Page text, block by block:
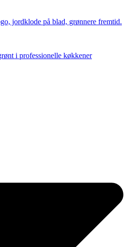
i professionelle køkkener